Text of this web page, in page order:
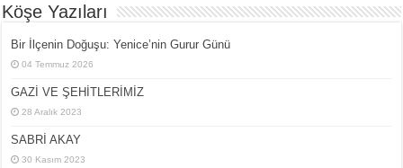
Köşe Yazıları
Bir İlçe­nin Do­ğu­şu: Ye­ni­ce’nin Gurur Günü
04 Temmuz 2026
GAZİ VE ŞEHİTLERİMİZ
28 Aralık 2023
SABRİ AKAY
30 Kasım 2023